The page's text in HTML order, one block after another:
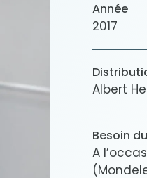
Année
2017
Albert
Besoin
A